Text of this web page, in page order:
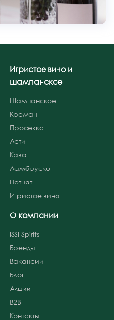
Игристое вино и
шампанское
Шампанское
Креман
Просекко
Асти
Кава
Ламбруско
Петнат
Игристое вино
О компании
ISSI Spirits
Бренды
Вакансии
Блог
Акции
B2B
Контакты